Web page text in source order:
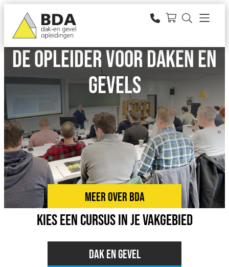
naar
de
inhoud
DE OPLEIDER VOOR DAKEN EN
GEVELS
MEER OVER BDA
Kies een cursus in je vakgebied
DAK EN GEVEL